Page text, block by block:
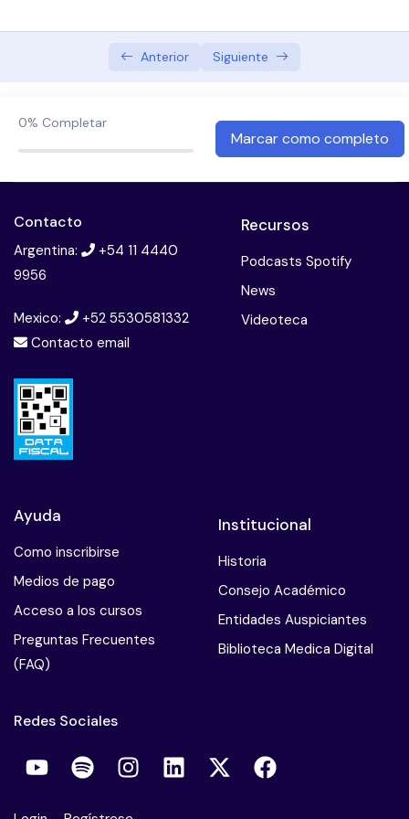
Diabetes y enfermedad renal – Alicia Elbert
Diabetes II y dislipemia – Juan Manuel Nogueira
Anterior Siguiente
0% Completar
Marcar como completo
Contacto
Argentina:
+54 11 4440
9956
Mexico:
+52 5530581332
Contacto email
Recursos
Podcasts Spotify
News
Videoteca
Ayuda
Como inscribirse
Medios de pago
Acceso a los cursos
Preguntas Frecuentes
(FAQ)
Institucional
Historia
Consejo Académico
Entidades Auspiciantes
Biblioteca Medica Digital
Redes Sociales